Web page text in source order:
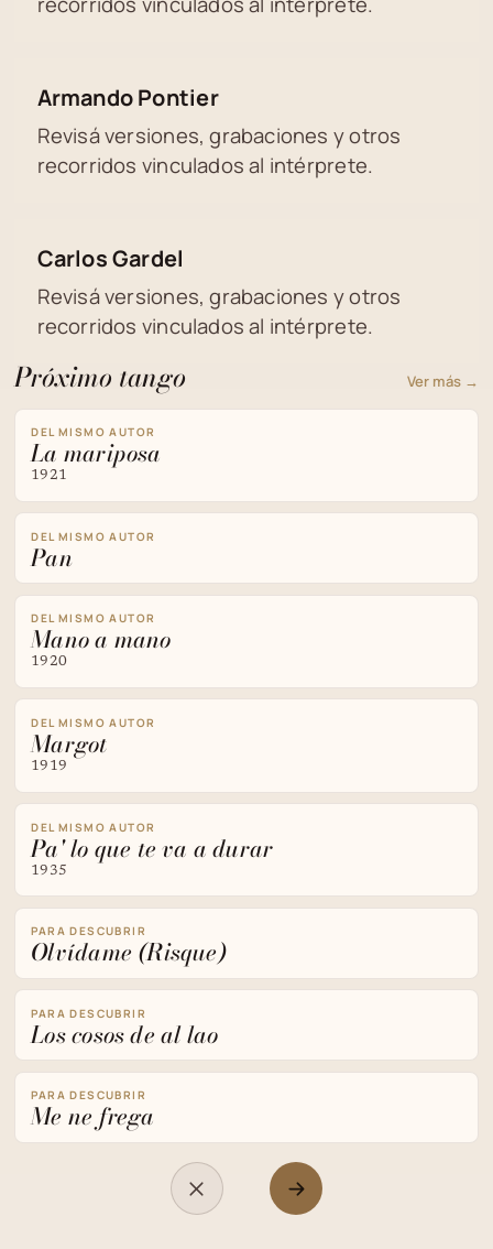
Armando Pontier
Revisá versiones, grabaciones y otros
recorridos vinculados al intérprete.
Carlos Gardel
Revisá versiones, grabaciones y otros
recorridos vinculados al intérprete.
Próximo tango Ver más →
DEL MISMO AUTOR
La mariposa
1921
DEL MISMO AUTOR
Pan
DEL MISMO AUTOR
Mano a mano
1920
DEL MISMO AUTOR
Margot
1919
DEL MISMO AUTOR
Pa' lo que te va a durar
1935
PARA DESCUBRIR
Olvídame (Risque)
PARA DESCUBRIR
Los cosos de al lao
PARA DESCUBRIR
Me ne frega